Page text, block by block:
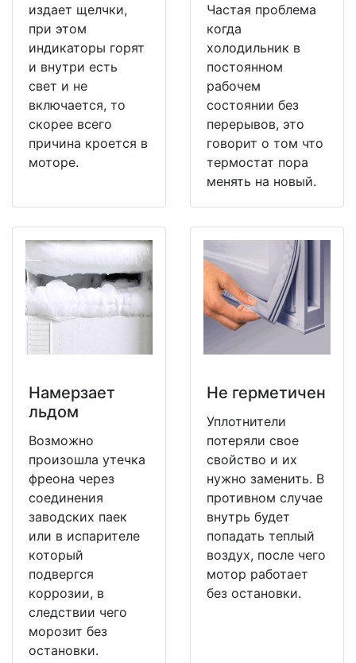
издает щелчки,
при этом
индикаторы горят
и внутри есть
свет и не
включается, то
скорее всего
причина кроется в
моторе.
Частая проблема
когда
холодильник в
постоянном
рабочем
состоянии без
перерывов, это
говорит о том что
термостат пора
менять на новый.
Намерзает
льдом
Возможно
произошла утечка
фреона через
соединения
заводских паек
или в испарителе
который
подвергся
коррозии, в
следствии чего
морозит без
остановки.
Не герметичен
Уплотнители
потеряли свое
свойство и их
нужно заменить. В
противном случае
внутрь будет
попадать теплый
воздух, после чего
мотор работает
без остановки.